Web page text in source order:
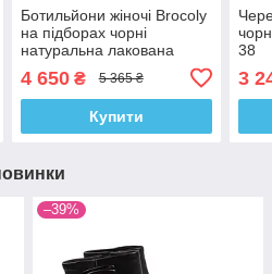
Ботильйони жіночі Brocoly
на підборах чорні
натуральна лакована
4 650₴ 5 365 ₴
Купити
38
3
–39%